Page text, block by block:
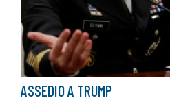
ASSEDIO A TRUMP